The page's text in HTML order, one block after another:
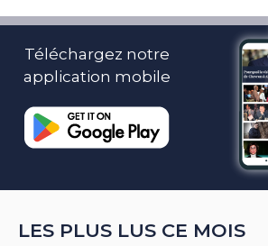
Téléchargez notre
application mobile
LES PLUS LUS CE MOIS